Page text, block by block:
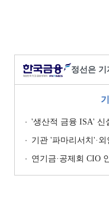
정선은 기
'생산적 금융 ISA' 신설…이
기관 '파마리서치'·외인 '주성엔지니어링
연기금·공제회 CIO